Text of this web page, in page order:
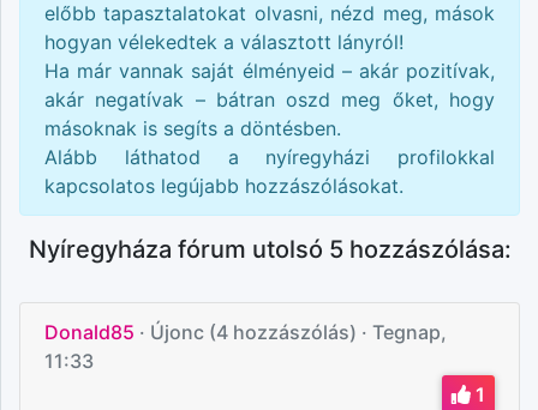
előbb tapasztalatokat olvasni, nézd meg, mások
hogyan vélekedtek a választott lányról!
Ha már vannak saját élményeid – akár pozitívak,
akár negatívak – bátran oszd meg őket, hogy
másoknak is segíts a döntésben.
Alább láthatod a nyíregyházi profilokkal
kapcsolatos legújabb hozzászólásokat.
Nyíregyháza fórum utolsó 5 hozzászólása:
Donald85 · Újonc (4 hozzászólás) · Tegnap,
11:33
1